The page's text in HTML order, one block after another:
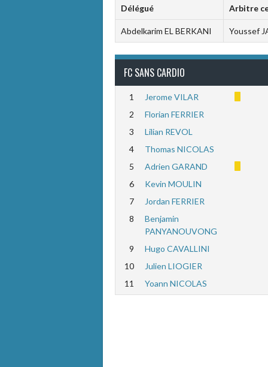
Délégué Arbitre
Abdelkarim EL BERKANI Youssef
FC SANS CARDIO
1
Jerome VILAR
2
Florian FERRIER
3
Lilian REVOL
4
Thomas NICOLAS
5
Adrien GARAND
6
Kevin MOULIN
7
Jordan FERRIER
8
Benjamin
PANYANOUVONG
9
Hugo CAVALLINI
10
Julien LIOGIER
11
Yoann NICOLAS